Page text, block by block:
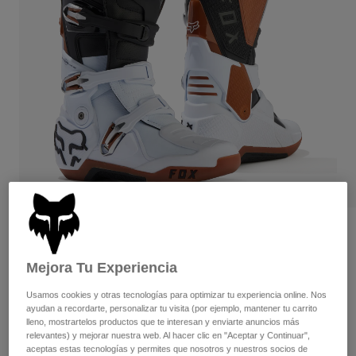
Pantalones largos
Pantalones cortos
Chaquetas y chalecos
Guantes
Protecciones
Gafas de protección
Calcetines
Accesorios
Recambios
Pantalones
Guantes
Chaquetas
Protecciones
Gafas de protección
Calcetines
Camisas
Ver todo
Camisetas y tops
Sudaderas
Chaquetas
Pantalones
Camisas
Ver todo
Niños
Protecciones
Gafas de Protección
Calcetines
Ver todo
Camisetas
Pantalones
Botas
Protecciones
Guantes
Gafas de Protección
Opiniones
Botas Motion
N.º de artículo 29682
Price reduced from
399,99 €to259,99 € 35% OFF
Mejora Tu Experiencia
Usamos cookies y otras tecnologías para optimizar tu experiencia online. Nos
ayudan a recordarte, personalizar tu visita (por ejemplo, mantener tu carrito
lleno, mostrartelos productos que te interesan y enviarte anuncios más
relevantes) y mejorar nuestra web. Al hacer clic en "Aceptar y Continuar",
aceptas estas tecnologías y permites que nosotros y nuestros socios de